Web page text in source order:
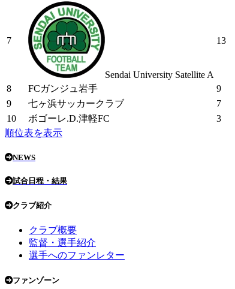
7
Sendai University Satellite A
13
8 FCガンジュ岩手 9
9
七ヶ浜サッカークラブ 7
10
ボゴーレ.D.津軽FC 3
順位表を表示
NEWS
試合日程・結果
クラブ紹介
クラブ概要
監督・選手紹介
選手へのファンレター
ファンゾーン